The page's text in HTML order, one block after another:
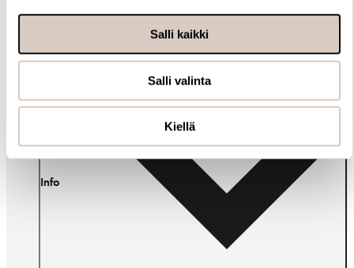
Salli kaikki
Salli valinta
Kiellä
Info